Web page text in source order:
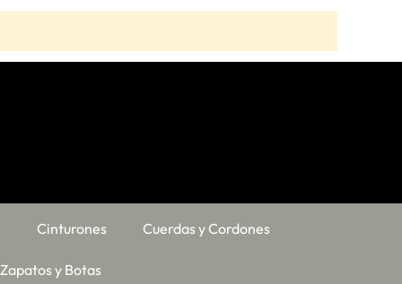
Cinturones Cuerdas y Cordones
Zapatos y Botas